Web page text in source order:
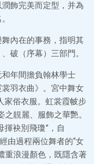
飾完美而定型，并為
內在的事務，指明其
破（序幕）三部門。
年間擔負翰林學士
羽衣曲》。宮中舞女
家俗衣服。虹裳霞帔步
靚麗、服飾之華艷。
揮袂別飛瓊”，自
由過程兩位舞者的“女
重浪漫顏色，既隱含著